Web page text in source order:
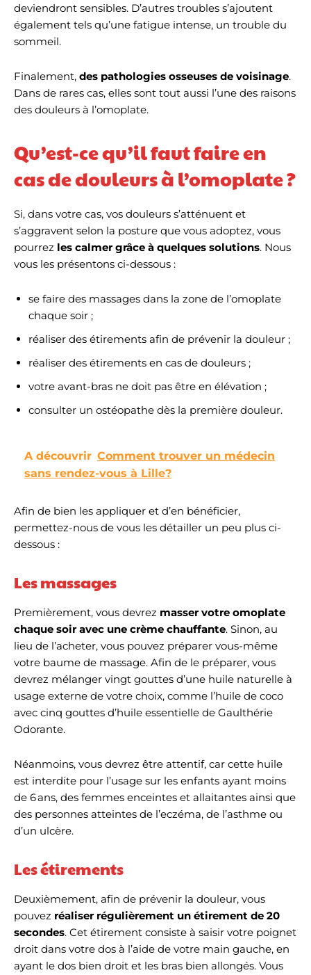
deviendront sensibles. D’autres troubles s’ajoutent
également tels qu’une fatigue intense, un trouble du
sommeil.
Finalement, des pathologies osseuses de voisinage.
Dans de rares cas, elles sont tout aussi l’une des raisons
des douleurs à l’omoplate.
Qu’est-ce qu’il faut faire en
cas de douleurs à l’omoplate ?
Si, dans votre cas, vos douleurs s’atténuent et
s’aggravent selon la posture que vous adoptez, vous
pourrez les calmer grâce à quelques solutions. Nous
vous les présentons ci-dessous :
se faire des massages dans la zone de l’omoplate
chaque soir ;
réaliser des étirements afin de prévenir la douleur ;
réaliser des étirements en cas de douleurs ;
votre avant-bras ne doit pas être en élévation ;
consulter un ostéopathe dès la première douleur.
A découvrir Comment trouver un médecin
sans rendez-vous à Lille?
Afin de bien les appliquer et d’en bénéficier,
permettez-nous de vous les détailler un peu plus ci-
dessous :
Les massages
Premièrement, vous devrez masser votre omoplate
chaque soir avec une crème chauffante. Sinon, au
lieu de l’acheter, vous pouvez préparer vous-même
votre baume de massage. Afin de le préparer, vous
devrez mélanger vingt gouttes d’une huile naturelle à
usage externe de votre choix, comme l’huile de coco
avec cinq gouttes d’huile essentielle de Gaulthérie
Odorante.
Néanmoins, vous devrez être attentif, car cette huile
est interdite pour l’usage sur les enfants ayant moins
de 6 ans, des femmes enceintes et allaitantes ainsi que
des personnes atteintes de l’eczéma, de l’asthme ou
d’un ulcère.
Les étirements
Deuxièmement, afin de prévenir la douleur, vous
pouvez réaliser régulièrement un étirement de 20
secondes. Cet étirement consiste à saisir votre poignet
droit dans votre dos à l’aide de votre main gauche, en
ayant le dos bien droit et les bras bien allongés. Vous